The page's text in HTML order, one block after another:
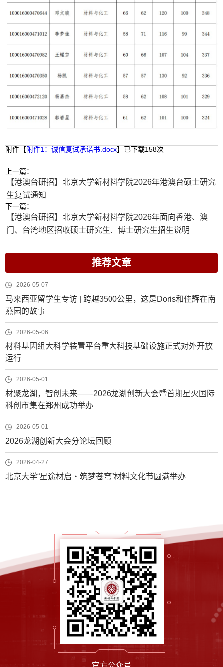
附件【附件1：诚信复试承诺书.docx】已下载158次
上一篇：
【港澳台研招】北京大学新材料学院2026年港澳台硕士研究
生复试通知
下一篇：
【港澳台研招】北京大学新材料学院2026年面向香港、澳
门、台湾地区招收硕士研究生、博士研究生招生说明
推荐文章
2026-05-07
马来西亚留学生专访 | 跨越3500公里，这是Doris和佳辉在南
燕园的故事
2026-05-06
材料基因组大科学装置平台重大科技基础设施正式对外开放
运行
2026-05-01
材聚龙湖，智创未来——2026龙湖创新大会暨首期星火国际
科创市集在郑州成功举办
2026-05-01
2026龙湖创新大会分论坛回顾
2026-04-27
北京大学“星途材启・筑梦苍穹”材料文化节圆满举办
官方公众号